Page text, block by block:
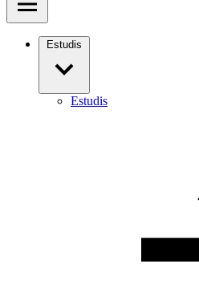
Estudis
Estudis